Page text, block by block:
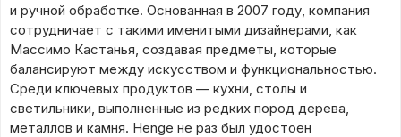
и ручной обработке. Основанная в 2007 году, компания
сотрудничает с такими именитыми дизайнерами, как
Массимо Кастанья, создавая предметы, которые
балансируют между искусством и функциональностью.
Среди ключевых продуктов — кухни, столы и
светильники, выполненные из редких пород дерева,
металлов и камня. Henge не раз был удостоен